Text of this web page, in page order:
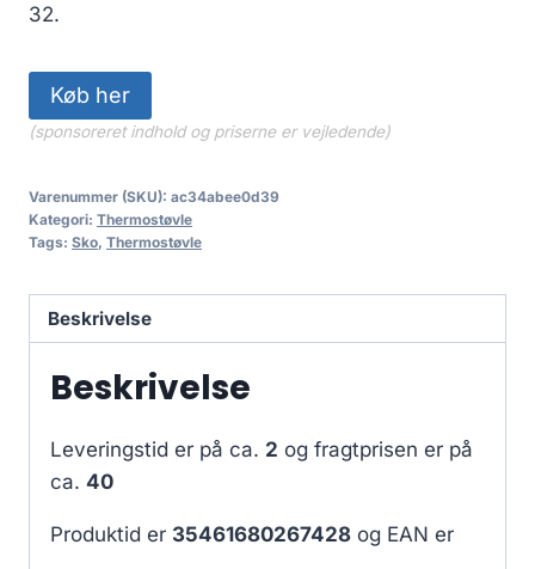
32.
Køb her
(sponsoreret indhold og priserne er vejledende)
Varenummer (SKU): ac34abee0d39
Kategori: Thermostøvle
Tags: Sko, Thermostøvle
Beskrivelse
Beskrivelse
Leveringstid er på ca. 2 og fragtprisen er på
ca. 40
Produktid er 35461680267428 og EAN er